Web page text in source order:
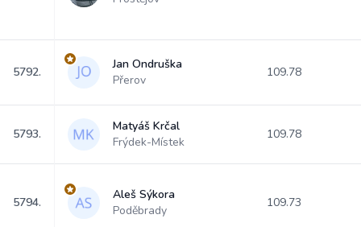
5792.
Jan Ondruška
Přerov
109.78
5793.
Matyáš Krčal
Frýdek-Místek
109.78
5794.
Aleš Sýkora
Poděbrady
109.73